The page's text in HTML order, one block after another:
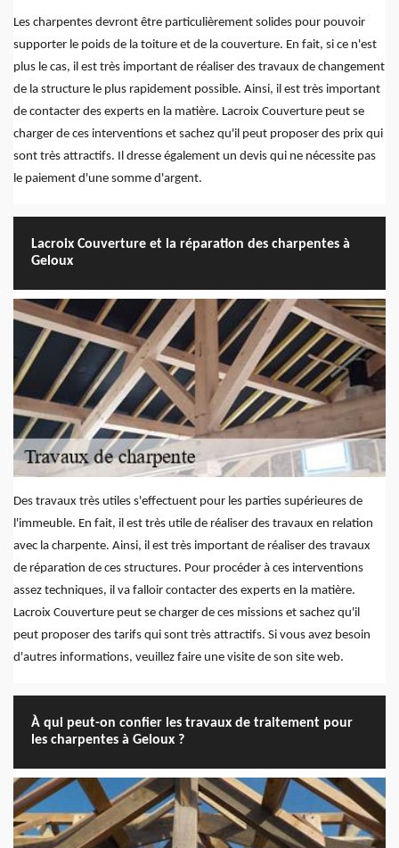
Les charpentes devront être particulièrement solides pour pouvoir
supporter le poids de la toiture et de la couverture. En fait, si ce n'est
plus le cas, il est très important de réaliser des travaux de changement
de la structure le plus rapidement possible. Ainsi, il est très important
de contacter des experts en la matière. Lacroix Couverture peut se
charger de ces interventions et sachez qu'il peut proposer des prix qui
sont très attractifs. Il dresse également un devis qui ne nécessite pas
le paiement d'une somme d'argent.
Lacroix Couverture et la réparation des charpentes à
Geloux
Des travaux très utiles s'effectuent pour les parties supérieures de
l'immeuble. En fait, il est très utile de réaliser des travaux en relation
avec la charpente. Ainsi, il est très important de réaliser des travaux
de réparation de ces structures. Pour procéder à ces interventions
assez techniques, il va falloir contacter des experts en la matière.
Lacroix Couverture peut se charger de ces missions et sachez qu'il
peut proposer des tarifs qui sont très attractifs. Si vous avez besoin
d'autres informations, veuillez faire une visite de son site web.
À qui peut-on confier les travaux de traitement pour
les charpentes à Geloux ?